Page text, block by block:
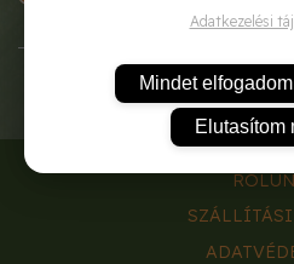
Adatkezelési
Mindet elfogadom
Elutasítom